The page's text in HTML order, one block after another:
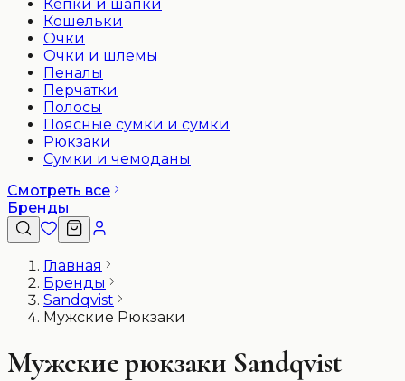
Кепки и шапки
Кошельки
Очки
Очки и шлемы
Пеналы
Перчатки
Полосы
Поясные сумки и сумки
Рюкзаки
Сумки и чемоданы
Смотреть все
Бренды
Главная
Бренды
Sandqvist
Мужские Рюкзаки
Мужские рюкзаки Sandqvist